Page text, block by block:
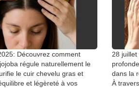
Découvrez comment
régule naturellement le
le cuir chevelu gras et
et légèreté à vos
28 juillet
dans la
À